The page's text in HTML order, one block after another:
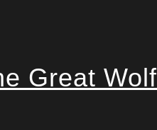
Great